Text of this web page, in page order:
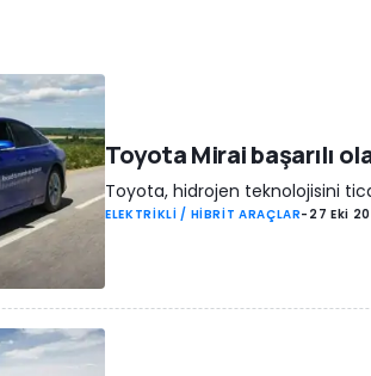
Toyota Mirai başarılı
Toyota, hidrojen teknolojisini
ELEKTRİKLİ / HİBRİT ARAÇLAR- 27 Eki